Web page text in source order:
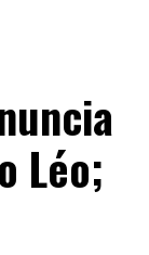
Léo;